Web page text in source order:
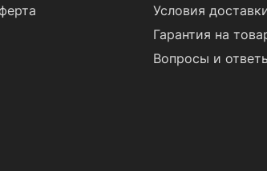
Условия
Гарантия на
Вопросы и